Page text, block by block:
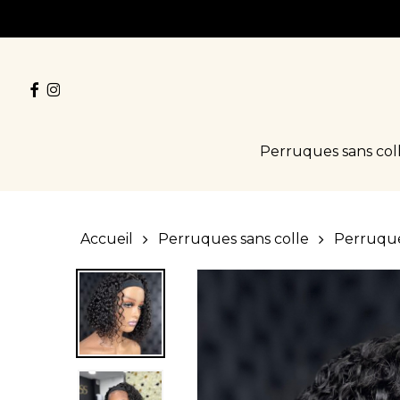
to
content
facebook
instagram
Perruques sans
Accueil Perruques sans colle